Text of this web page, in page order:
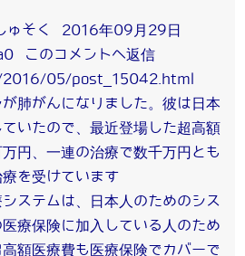
ゅそく 2016年09月29日
このコメントへ返信
05/post_15042.html
肺がんになりました。彼は日本
いたので、最近登場した超高額
円、一連の治療で数千万円とも
を受けています
ステムは、日本人のためのシス
療保険に加入している人のため
額医療費も医療保険でカバーで